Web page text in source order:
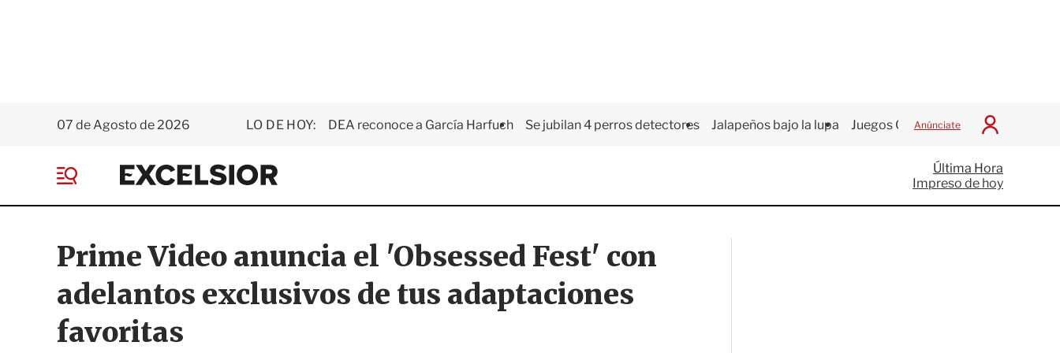
07 de Agosto de 2026 LO DE HOY: DEA reconoce a García Harfuch Se jubilan 4 perros detectores Jalapeños bajo la lupa Juegos Centroamericanos
Anúnciate
I
c
i
a
E
x
e
i
o
e
Última Hora
Impreso de hoy
Prime Video anuncia el 'Obsessed Fest' con
adelantos exclusivos de tus adaptaciones
favoritas